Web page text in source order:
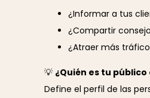
¿Informar a tus
¿Compartir
¿Atraer más
💡 ¿Quién es tu
Define el perfil de las